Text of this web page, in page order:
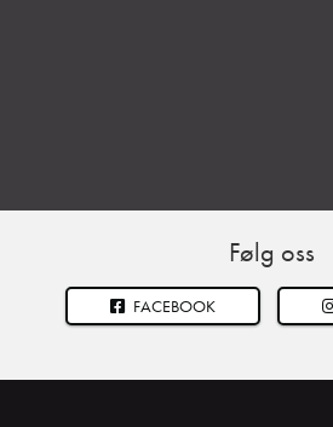
Følg oss
FACEBOOK